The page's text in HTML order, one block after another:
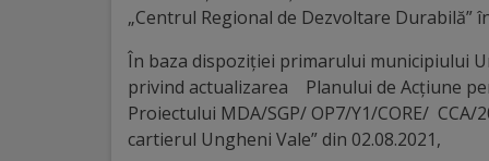
Ungheniul
turistic
Obiective
„Centrul Regional de Dezvoltare
În baza dispoziției primarului municipiului
privind actualizarea Planului de Acțiune
Proiectului MDA/SGP/ OP7/Y1/CORE/
cartierul Ungheni Vale” din 02.08.2021,